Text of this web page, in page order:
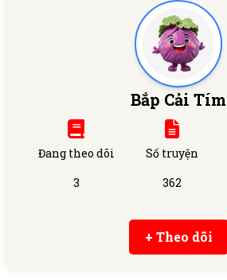
Bắp Cải Tím
Đang theo dõi
3
Số truyện
362
+ Theo dõi